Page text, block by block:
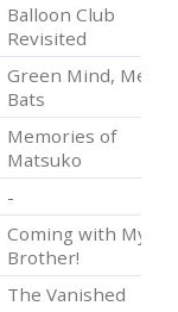
Balloon Club
Revisited
Green Mind, Metal
Bats
Memories of
Matsuko
-
Coming with My
Brother!
The Vanished